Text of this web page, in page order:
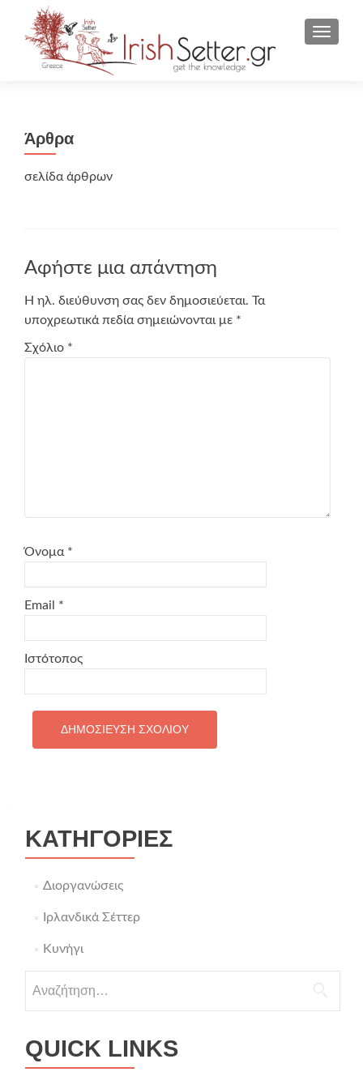
Άρθρα
σελίδα άρθρων
Αφήστε μια απάντηση
Η ηλ. διεύθυνση σας δεν δημοσιεύεται. Τα
υποχρεωτικά πεδία σημειώνονται με *
Σχόλιο *
Όνομα *
Email *
Ιστότοπος
KΑΤΗΓΟΡΊΕΣ
Διοργανώσεις
Ιρλανδικά Σέττερ
Κυνήγι
QUICK LINKS